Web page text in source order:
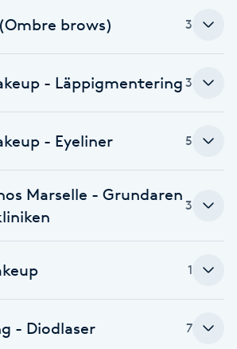
brows) 3
- Läppigmentering 3
- Eyeliner 5
Marselle - Grundaren
3
1
- Diodlaser 7